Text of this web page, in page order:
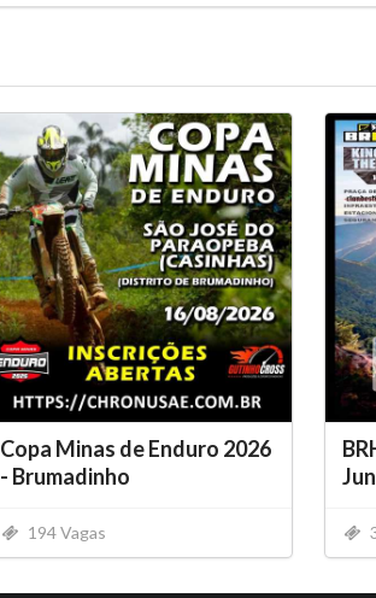
Copa Minas de Enduro 2026
- Brumadinho
194 Vagas